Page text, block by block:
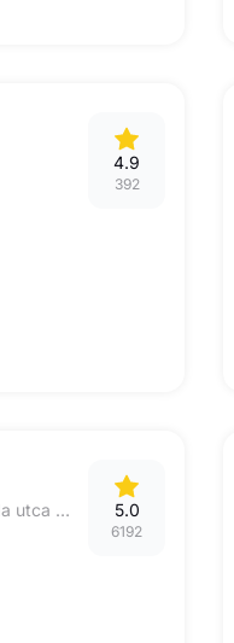
4.9
392
8000 Székesfehérvár Távirda utca 1-3 5.0
6192